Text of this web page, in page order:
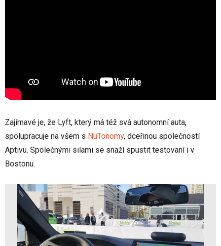
Zajímavé je, že Lyft, který má též svá autonomní auta,
spolupracuje na všem s NuTonomy, dceřinou společností
Aptivu. Společnými silami se snaží spustit testovaní i v
Bostonu.